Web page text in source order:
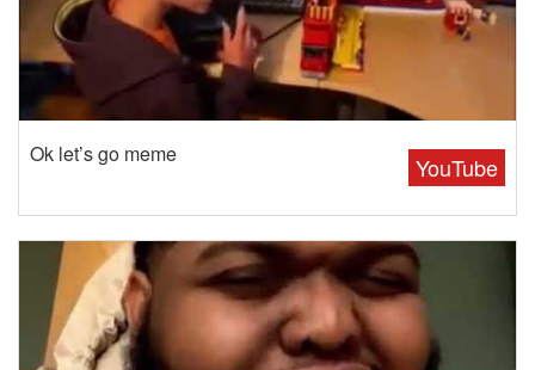
YouTube
Ok let’s go meme